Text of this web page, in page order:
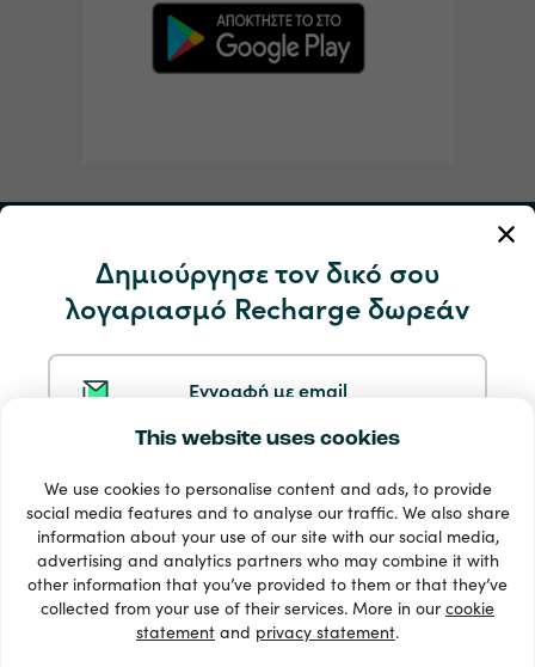
This website uses cookies
We use cookies to personalise content and ads, to provide
social media features and to analyse our traffic. We also share
information about your use of our site with our social media,
advertising and analytics partners who may combine it with
other information that you’ve provided to them or that they’ve
collected from your use of their services. More in ourcookie
statement and privacy statement.
Δημιούργησε τον δικό σου
λογαριασμό Recharge δωρεάν
Εγγραφή με email
Eγγραφή με Facebook
Eγγραφή με Apple
Υπηρεσία και βοήθεια
33 + τρόποι πληρωμής
Εμφάνιση όλων